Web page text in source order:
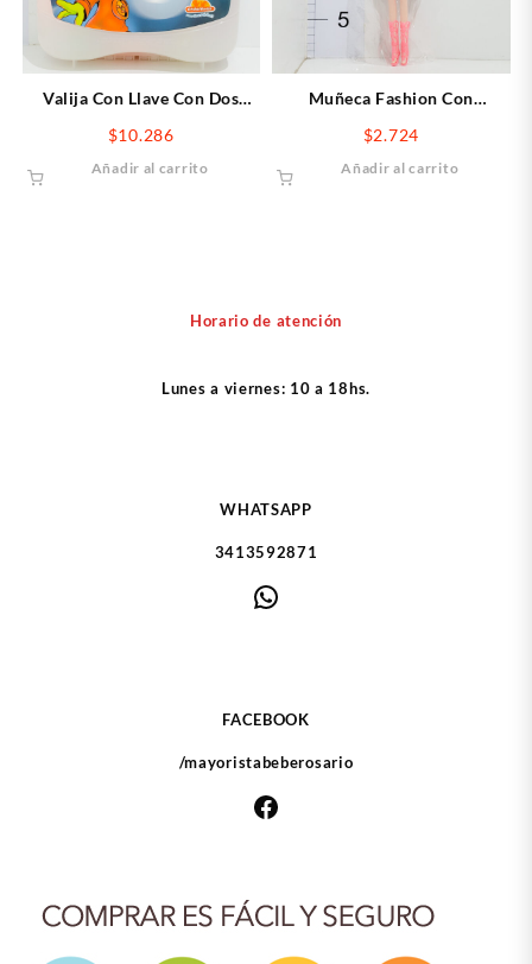
Valija Con Llave Con Dos
$10.286
Añadir al carrito
Muñeca Fashion Con
$2.724
Añadir al carrito
Horario de atención
Lunes a viernes: 10 a 18hs.
WHATSAPP
3413592871
WhatsApp
FACEBOOK
/mayoristabeberosario
Facebook